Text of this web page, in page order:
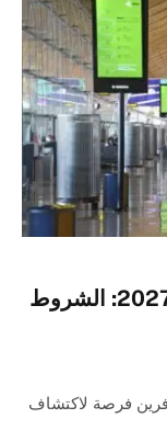
السفر إلى إسبانيا في عيد الفطر 2027: الشروط
فرصة لاكتشاف